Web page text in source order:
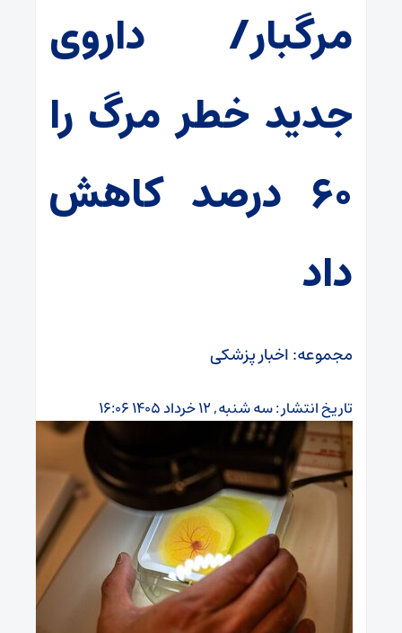
مرگبار/ داروی
جدید خطر مرگ را
۶۰ درصد کاهش
داد
مجموعه: اخبار پزشکی
تاریخ انتشار : سه شنبه, ۱۲ خرداد ۱۴۰۵ ۱۶:۰۶